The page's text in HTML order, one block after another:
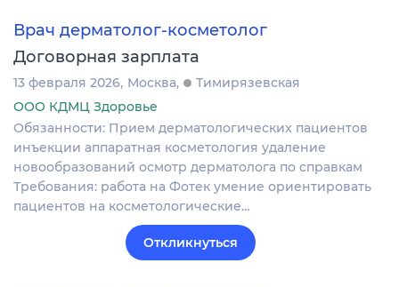
Врач дерматолог-косметолог
Договорная зарплата
13 февраля 2026 Москва
Тимирязевская
ООО КДМЦ Здоровье
Обязанности: Прием дерматологических пациентов
инъекции аппаратная косметология удаление
новообразований осмотр дерматолога по справкам
Требования: работа на Фотек умение ориентировать
пациентов на косметологические…
Откликнуться